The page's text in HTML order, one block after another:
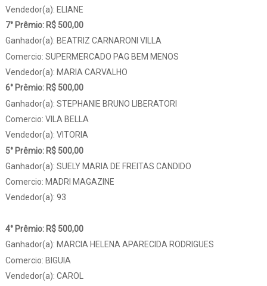
Vendedor(a): ELIANE
7° Prêmio: R$ 500,00
Ganhador(a): BEATRIZ CARNARONI VILLA
Comercio: SUPERMERCADO PAG BEM MENOS
Vendedor(a): MARIA CARVALHO
6° Prêmio: R$ 500,00
Ganhador(a): STEPHANIE BRUNO LIBERATORI
Comercio: VILA BELLA
Vendedor(a): VITORIA
5° Prêmio: R$ 500,00
Ganhador(a): SUELY MARIA DE FREITAS CANDIDO
Comercio: MADRI MAGAZINE
Vendedor(a): 93
4° Prêmio: R$ 500,00
Ganhador(a): MARCIA HELENA APARECIDA RODRIGUES
Comercio: BIGUIA
Vendedor(a): CAROL